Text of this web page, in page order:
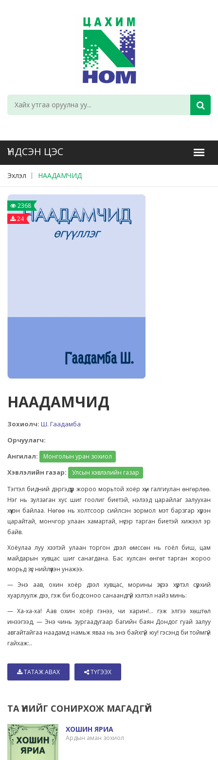
Эхлэл НААДАМЧИД
2368
24
НААДАМЧИД
Зохиолч: Ш. Гаадамба
Орчуулагч:
Ангилал:
Монголын уран зохиол
Хэвлэлийн газар:
Улсын хэвлэлийн газар
Тэгтэл бидний дэргэдүүр жороо морьтой хоёр хүн галгиулан өнгөрлөө.
Нэг нь зулзаган хус шиг гоолиг биетэй, нэлээд царайлаг залуухан
хүүхэн байлаа. Нөгөө нь холтсоор сийлсэн зормол мэт барзгар хүрэн
царайтай, мончгор улаан хамартай, нүсэр тарган биетэй хижээл эр
байв.
Хоёулаа луу хээтэй улаан торгон дээл өмссөн нь гоёл биш, цам
майдарын хувцас шиг санагдана. Бас хулсан өнгөт тарган жороо
морьд зүс нийлүүлэн унажээ.
— Энэ аав, охин хоёр дээл хувцас, морины зүсээ хүртэл сүрхий
хуарлуулж дээ, гэж би бодсоноо санаандгүй хэлтэл найз минь:
— Ха-ха-ха! Аав охин хоёр гэнээ, чи харин!... гэж элгээ хөштөл
инээгээд, — Энэ чинь зургаадугаар багийн баян Дондог гуай залуу
авгайтайгаа наадамд намьж яваа нь энэ байхгүй юу! гэсэнд би тоймгүй
гайхаж:..
ТАТАЖ АВАХ ТҮГЭЭХ
ТА ҮҮНИЙГ СОНИРХОЖ МАГАДГҮЙ
ХОШИН ЯРИА
Ардын аман зохиол